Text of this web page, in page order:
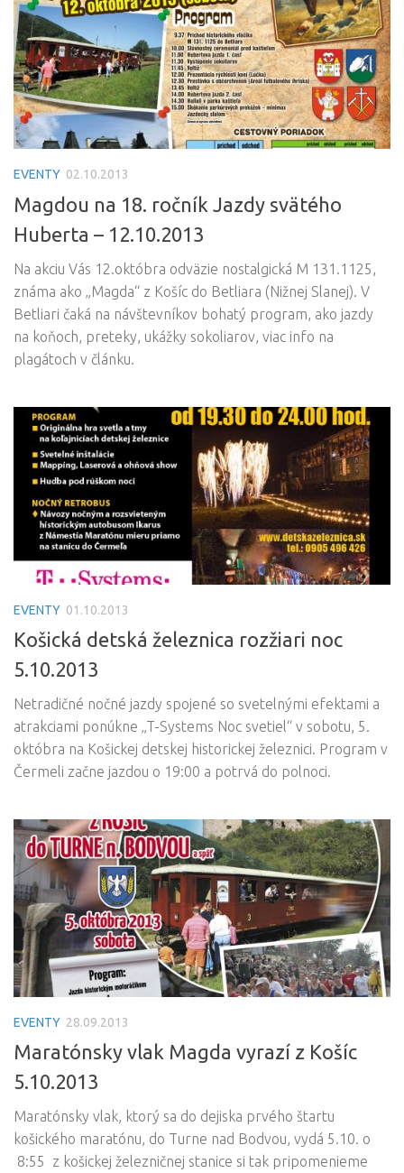
EVENTY 02.10.2013
Magdou na 18. ročník Jazdy svätého
Huberta – 12.10.2013
Na akciu Vás 12.októbra odväzie nostalgická M 131.1125,
známa ako „Magda“ z Košíc do Betliara (Nižnej Slanej). V
Betliari čaká na návštevníkov bohatý program, ako jazdy
na koňoch, preteky, ukážky sokoliarov, viac info na
plagátoch v článku.
EVENTY 01.10.2013
Košická detská železnica rozžiari noc
5.10.2013
Netradičné nočné jazdy spojené so svetelnými efektami a
atrakciami ponúkne „T-Systems Noc svetiel“ v sobotu, 5.
októbra na Košickej detskej historickej železnici. Program v
Čermeli začne jazdou o 19:00 a potrvá do polnoci.
EVENTY 28.09.2013
Maratónsky vlak Magda vyrazí z Košíc
5.10.2013
Maratónsky vlak, ktorý sa do dejiska prvého štartu
košického maratónu, do Turne nad Bodvou, vydá 5.10. o
8:55 z košickej železničnej stanice si tak pripomenieme